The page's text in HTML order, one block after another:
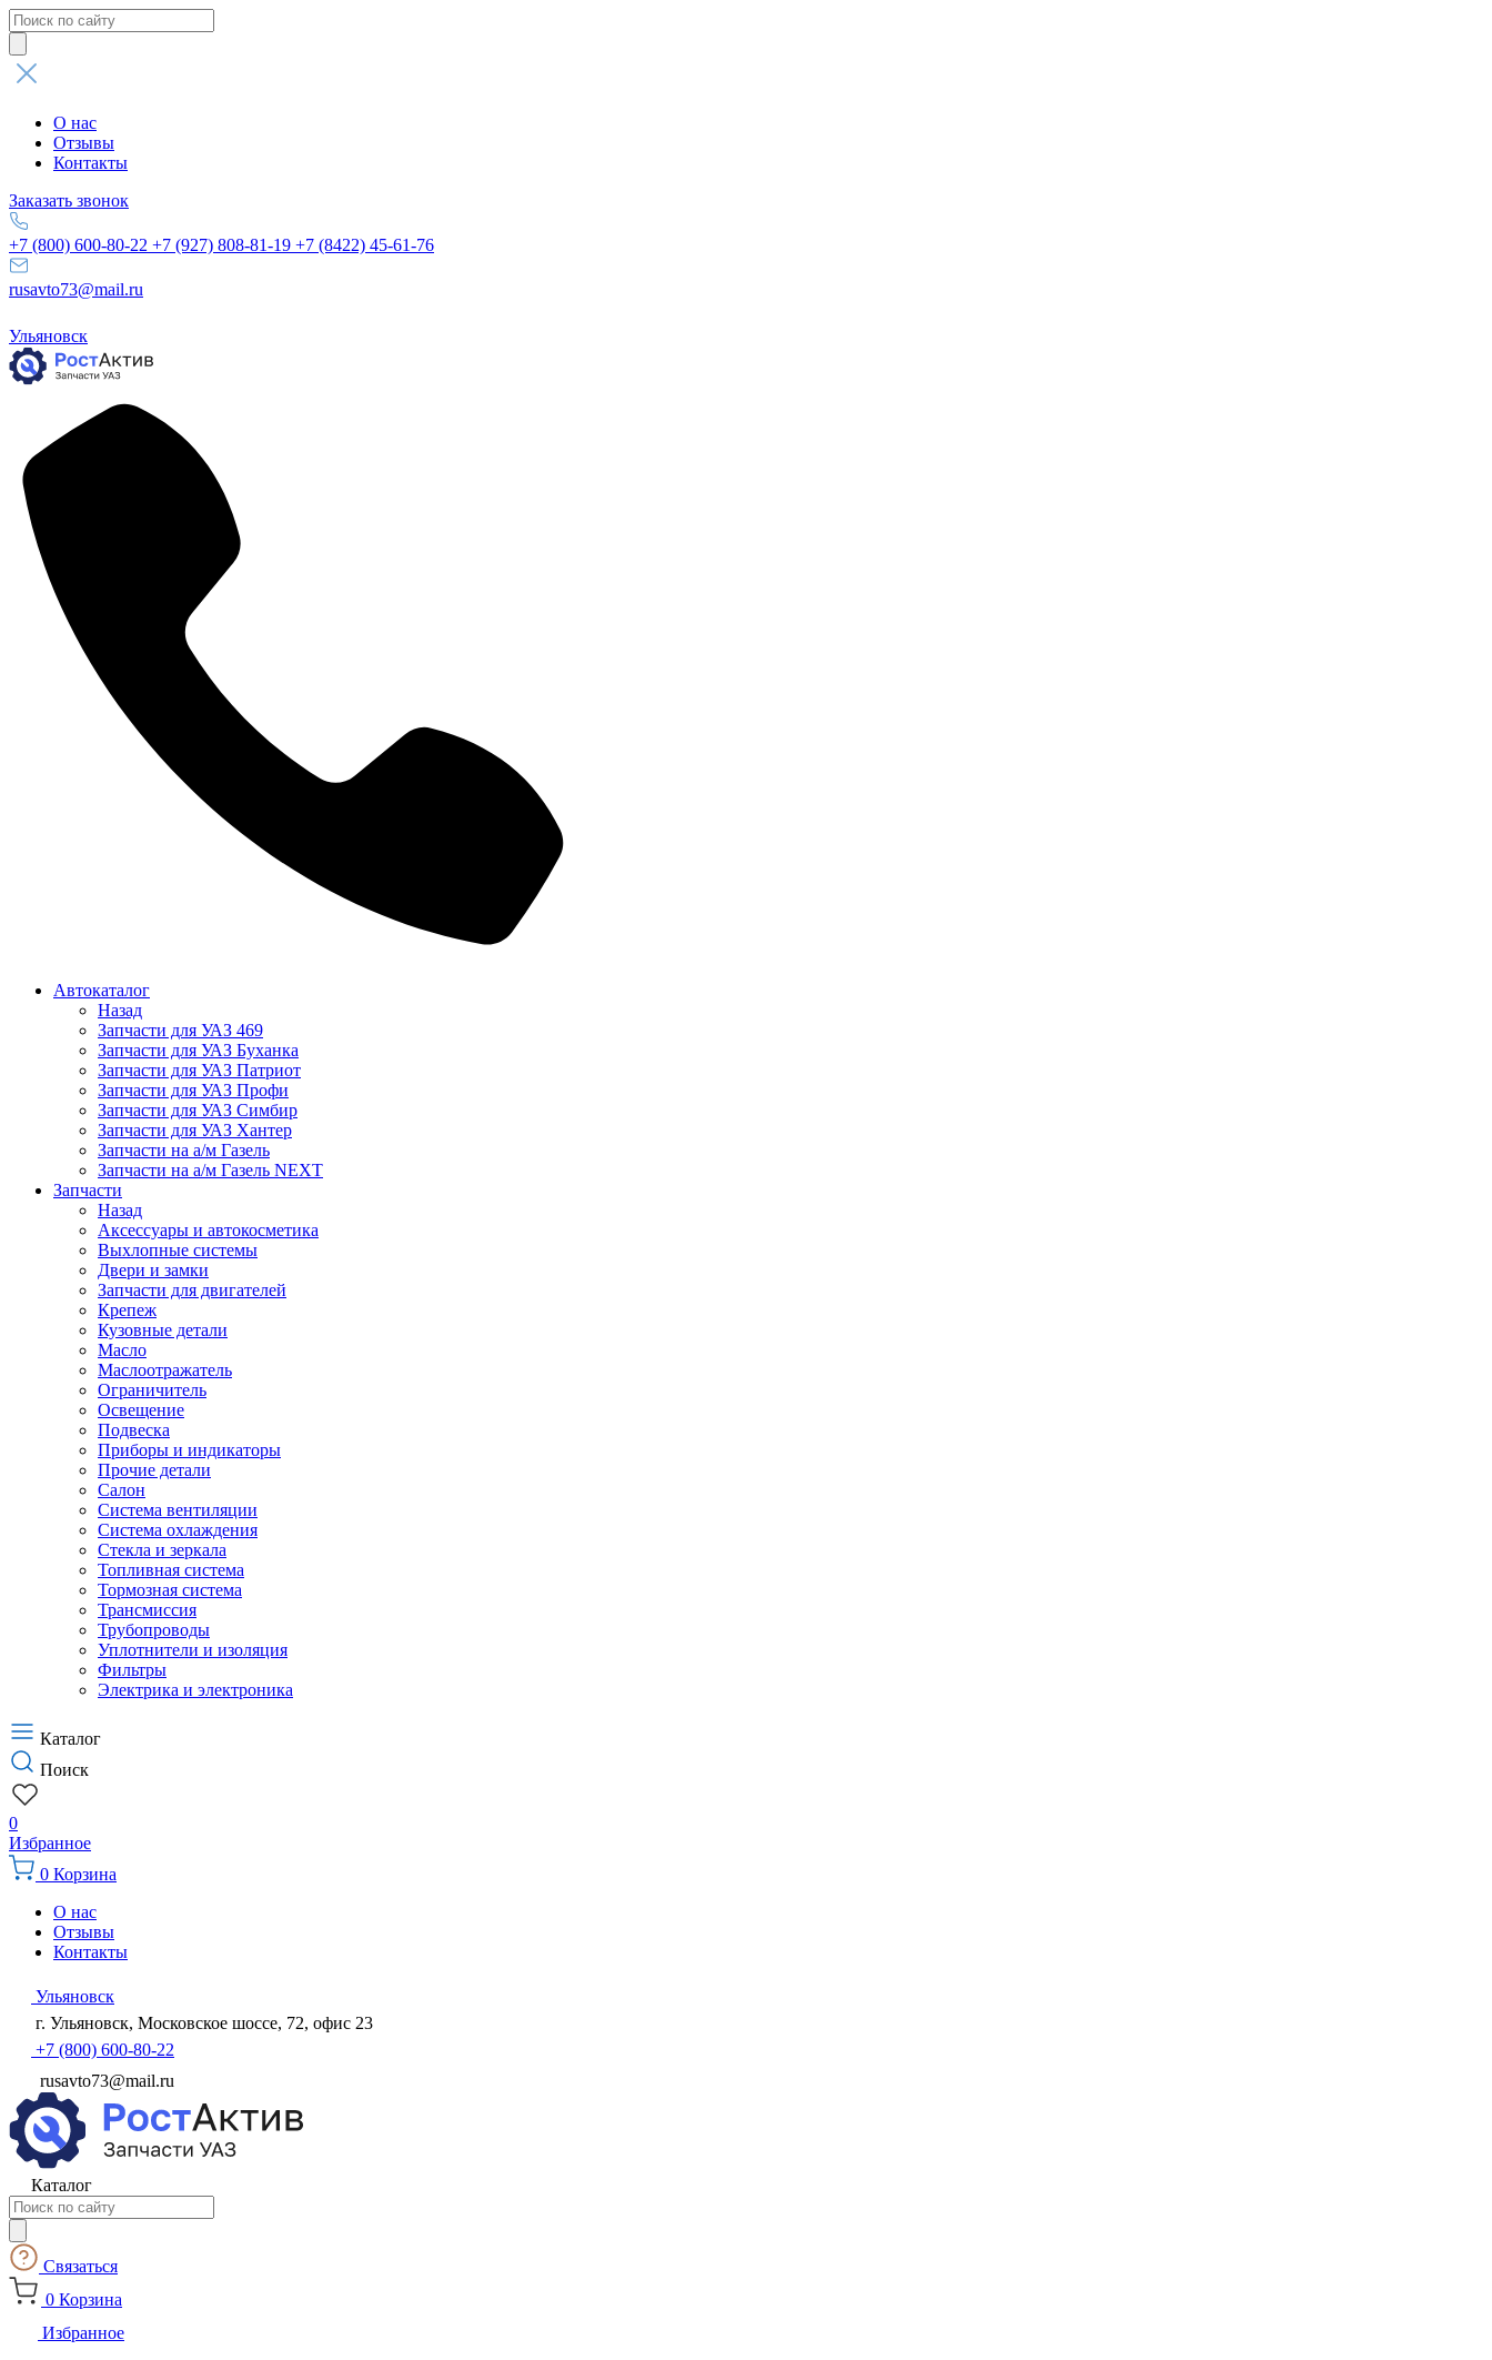
Поиск
товаров
О нас
Отзывы
Контакты
Заказать звонок
+7 (800) 600-80-22 +7 (927) 808-81-19 +7 (8422) 45-61-76
rusavto73@mail.ru
Ульяновск
Автокаталог
Назад
Запчасти для УАЗ 469
Запчасти для УАЗ Буханка
Запчасти для УАЗ Патриот
Запчасти для УАЗ Профи
Запчасти для УАЗ Симбир
Запчасти для УАЗ Хантер
Запчасти на а/м Газель
Запчасти на а/м Газель NEXT
Запчасти
Назад
Аксессуары и автокосметика
Выхлопные системы
Двери и замки
Запчасти для двигателей
Крепеж
Кузовные детали
Масло
Маслоотражатель
Ограничитель
Освещение
Подвеска
Приборы и индикаторы
Прочие детали
Салон
Система вентиляции
Система охлаждения
Стекла и зеркала
Топливная система
Тормозная система
Трансмиссия
Трубопроводы
Уплотнители и изоляция
Фильтры
Электрика и электроника
Каталог
Поиск
0
Избранное
0 Корзина
О нас
Отзывы
Контакты
Ульяновск
г. Ульяновск, Московское шоссе, 72, офис 23
+7 (800) 600-80-22
rusavto73@mail.ru
Каталог
Поиск
товаров
Связаться
0 Корзина
Избранное